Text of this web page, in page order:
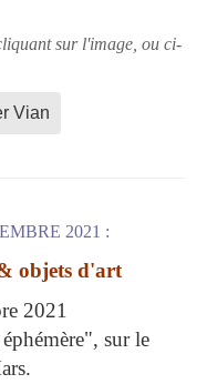
sur l'image, ou ci-
Vian
2021 :
objets d'art
2021
sur le